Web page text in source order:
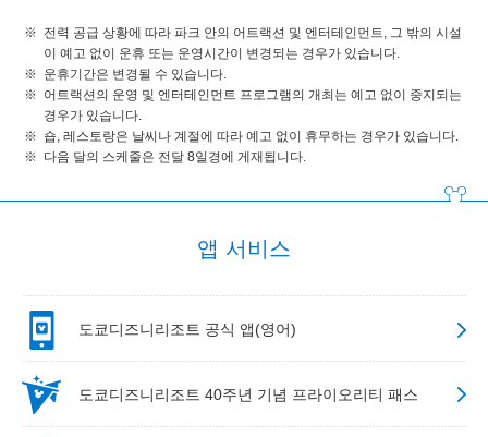
전력 공급 상황에 따라 파크 안의 어트랙션 및 엔터테인먼트, 그 밖의 시설
이 예고 없이 운휴 또는 운영시간이 변경되는 경우가 있습니다.
운휴기간은 변경될 수 있습니다.
어트랙션의 운영 및 엔터테인먼트 프로그램의 개최는 예고 없이 중지되는
경우가 있습니다.
숍, 레스토랑은 날씨나 계절에 따라 예고 없이 휴무하는 경우가 있습니다.
다음 달의 스케줄은 전달 8일경에 게재됩니다.
앱 서비스
도쿄디즈니리조트 공식 앱(영어)
도쿄디즈니리조트 40주년 기념 프라이오리티 패스